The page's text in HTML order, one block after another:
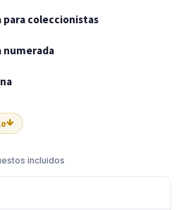
para coleccionistas
numerada
incluidos